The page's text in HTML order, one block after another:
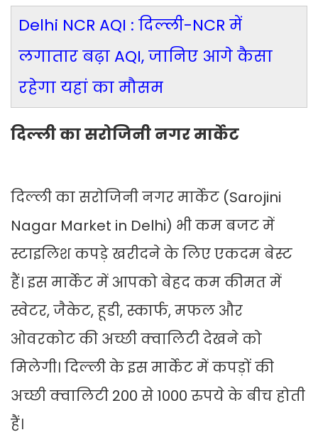
Delhi NCR AQI : दिल्ली-NCR में
लगातार बढ़ा AQI, जानिए आगे कैसा
रहेगा यहां का मौसम
दिल्ली का सरोजिनी नगर मार्केट
दिल्ली का सरोजिनी नगर मार्केट (Sarojini
Nagar Market in Delhi) भी कम बजट में
स्टाइलिश कपड़े खरीदने के लिए एकदम बेस्ट
हैं। इस मार्केट में आपको बेहद कम कीमत में
स्वेटर, जैकेट, हूडी, स्कार्फ, मफल और
ओवरकोट की अच्छी क्वालिटी देखने को
मिलेगी। दिल्ली के इस मार्केट में कपड़ों की
अच्छी क्वालिटी 200 से 1000 रुपये के बीच होती
हैं।